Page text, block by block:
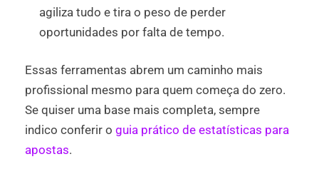
agiliza tudo e tira o peso de perder
oportunidades por falta de tempo.
Essas ferramentas abrem um caminho mais
profissional mesmo para quem começa do zero.
Se quiser uma base mais completa, sempre
indico conferir o guia prático de estatísticas para
apostas.